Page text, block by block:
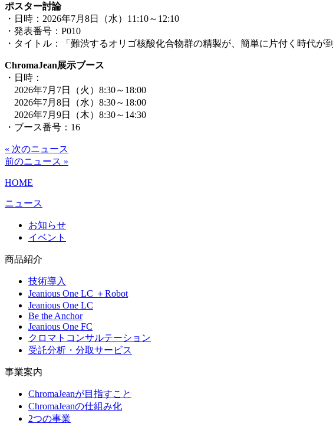
ポスター討論
・日時：2026年7月8日（水）11:10～12:10
・発表番号：P010
・タイトル：「難渋するオリゴ核酸化合物群の精製が、簡単に片付く時代が到
ChromaJean展示ブース
・日時：
2026年7月7日（火）8:30～18:00
2026年7月8日（水）8:30～18:00
2026年7月9日（木）8:30～14:30
・ブース番号：16
« 次のニュース
前のニュース »
HOME
ニュース
お知らせ
イベント
商品紹介
技術導入
Jeanious One LC ＋Robot
Jeanious One LC
Be the Anchor
Jeanious One FC
クロマトコンサルテーション
受託分析・分取サービス
事業案内
ChromaJeanが目指すこと
ChromaJeanの仕組み化
2つの事業